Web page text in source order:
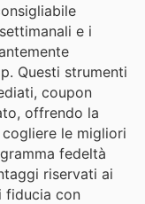
e i
Questi strumenti
coupon
offrendo la
le migliori
fedeltà
riservati ai
fiducia con